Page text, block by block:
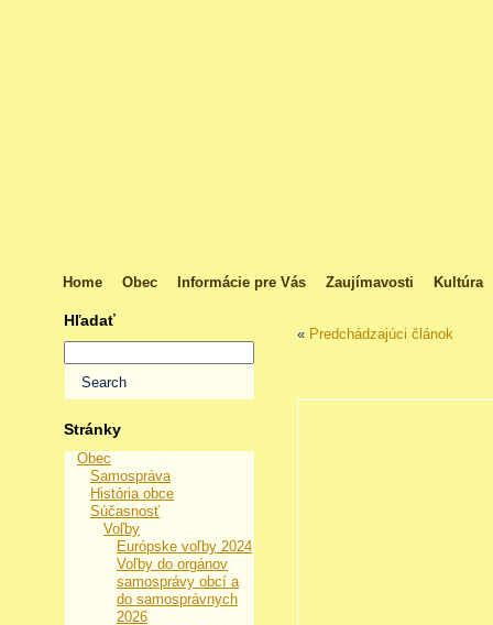
Home Obec Informácie pre Vás Zaujímavosti Kultúra
Hľadať
Stránky
Obec
Samospráva
História obce
Súčasnosť
Voľby
Európske voľby 2024
Voľby do orgánov
samosprávy obcí a
do samosprávnych
2026
« Predchádzajúci článok